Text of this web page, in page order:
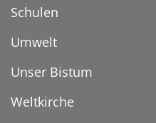
Schulen
Umwelt
Unser Bistum
Weltkirche